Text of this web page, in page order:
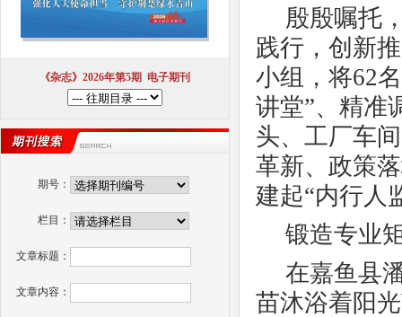
《杂志》2026年第5期 电子期刊
期号：
栏目：
文章标题：
文章内容：
殷殷嘱托
践行，创新
小组，将62
讲堂”、精准
头、工厂车
革新、政策
建起“内行人
锻造专业
在嘉鱼县
苗沐浴着阳